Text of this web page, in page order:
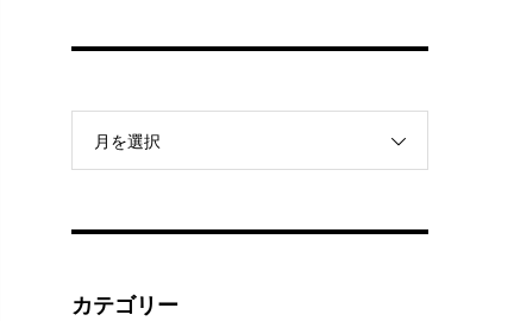
月を選択
カテゴリー